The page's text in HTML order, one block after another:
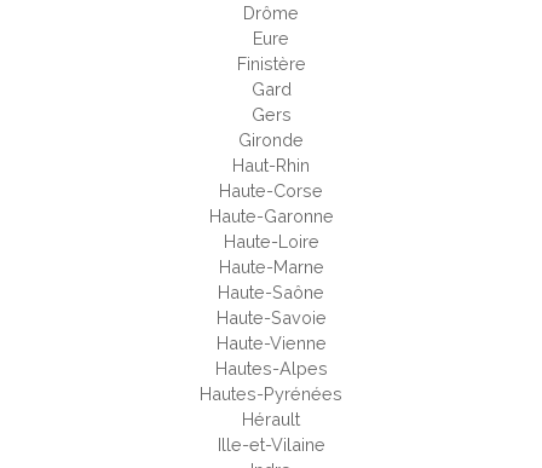
Drôme
Eure
Finistère
Gard
Gers
Gironde
Haut-Rhin
Haute-Corse
Haute-Garonne
Haute-Loire
Haute-Marne
Haute-Saône
Haute-Savoie
Haute-Vienne
Hautes-Alpes
Hautes-Pyrénées
Hérault
Ille-et-Vilaine